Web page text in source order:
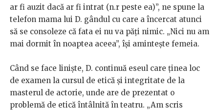
ar fi auzit dacă ar fi intrat (n.r peste ea)”, ne spune la
telefon mama lui D. gândul cu care a încercat atunci
să se consoleze că fata ei nu va păți nimic. „Nici nu am
mai dormit în noaptea aceea”, își amintește femeia.
Când se face liniște, D. continuă eseul care ținea loc
de examen la cursul de etică și integritate de la
masterul de actorie, unde are de prezentat o
problemă de etică întâlnită în teatru. „Am scris